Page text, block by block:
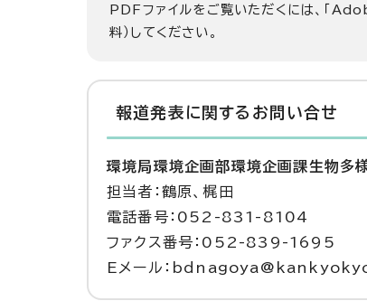
PDFファイルをご覧いただくには、「
料）してください。
報道発表に関するお問い合せ
環境局環境企画部環境企画課生物多
担当者：鶴原、梶田
電話番号：052-831-8104
ファクス番号：052-839-1695
Eメール：